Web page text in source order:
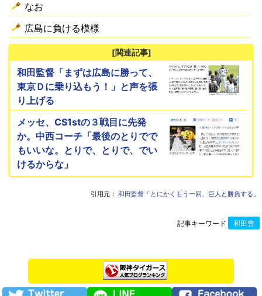
なお
広島に負ける模様
[関連記事]
和田監督「まずは広島に勝って、
東京Ｄに乗り込もう！」と声を張
り上げる
メッセ、CS1stの３戦目に先発
か。中西コーチ「最後のとりでで
もいいな。とりで、とりで、でい
けるからな」
引用元： 和田監督「とにかくもう一回、巨人と勝負する」
記事キーワード 和田豊